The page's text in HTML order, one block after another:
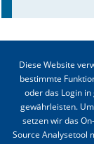
Diese Website
bestimmte
oder das Login
gewährleisten.
setzen wir das
Source Analysetool